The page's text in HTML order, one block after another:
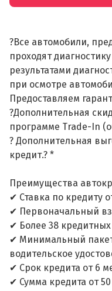
?Все автомобили,
проходят
результатами
при осмотре
Предоставляем
?Дополнительная
программе Trade-In
? Дополнительная
кредит.? *
Преимущества
✔ Ставка по кредиту
✔ Первоначальный
✔ Более 38
✔ Минимальный
водительское
✔ Срок кредита от 6
✔ Сумма кредита от